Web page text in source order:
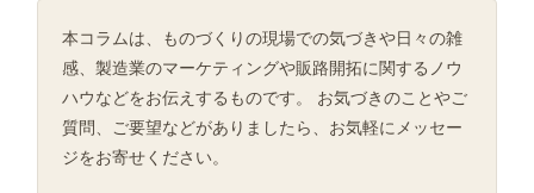
本コラムは、ものづくりの現場での気づきや日々の雑
感、製造業のマーケティングや販路開拓に関するノウ
ハウなどをお伝えするものです。 お気づきのことやご
質問、ご要望などがありましたら、お気軽にメッセー
ジをお寄せください。